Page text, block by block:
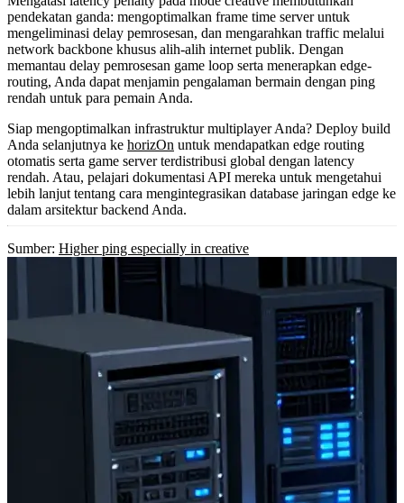
pendekatan ganda: mengoptimalkan frame time server untuk
mengeliminasi delay pemrosesan, dan mengarahkan traffic melalui
network backbone khusus alih-alih internet publik. Dengan
memantau delay pemrosesan game loop serta menerapkan edge-
routing, Anda dapat menjamin pengalaman bermain dengan ping
rendah untuk para pemain Anda.
Siap mengoptimalkan infrastruktur multiplayer Anda? Deploy build
Anda selanjutnya ke horizOn untuk mendapatkan edge routing
otomatis serta game server terdistribusi global dengan latency
rendah. Atau, pelajari dokumentasi API mereka untuk mengetahui
lebih lanjut tentang cara mengintegrasikan database jaringan edge ke
dalam arsitektur backend Anda.
Sumber: Higher ping especially in creative